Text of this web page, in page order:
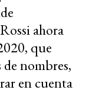
ahora
que
nombres,
en cuenta